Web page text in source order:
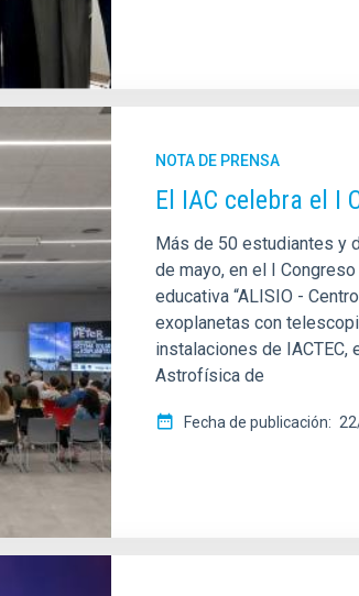
NOTA DE PRENSA
El IAC celebra el I
Más de 50 estudiantes y
de mayo, en el I
educativa “ALISIO -
exoplanetas con
instalaciones de
Astrofísica de
Fecha de publicación